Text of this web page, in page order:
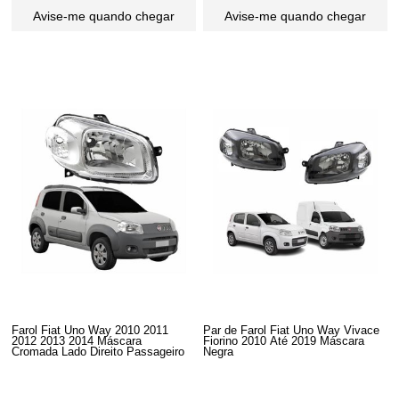
Avise-me quando chegar Avise-me quando chegar
Farol Fiat Uno Way 2010 2011
2012 2013 2014 Máscara
Cromada Lado Direito Passageiro
Par de Farol Fiat Uno Way Vivace
Fiorino 2010 Até 2019 Máscara
Negra